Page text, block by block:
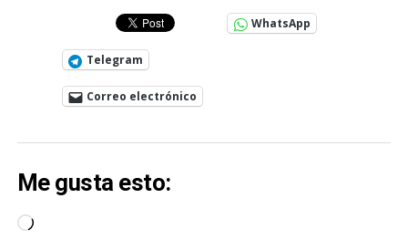
WhatsApp
Telegram
Correo electrónico
Me gusta esto:
Cargando...